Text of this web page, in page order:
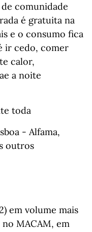
comunidade
é gratuita na
e o consumo fica
ir cedo, comer
calor,
a noite
toda
- Alfama,
outros
em volume mais
MACAM, em